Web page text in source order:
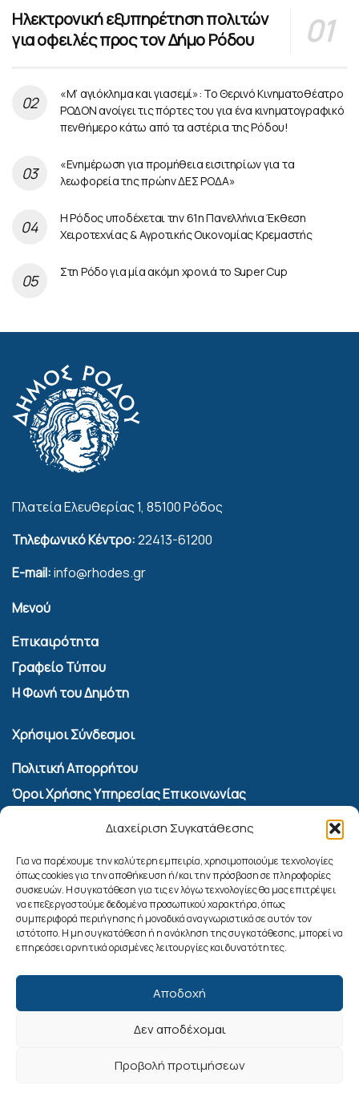
Διαχείριση Συγκατάθεσης
Για να παρέχουμε την καλύτερη εμπειρία, χρησιμοποιούμε τεχνολογίες
όπως cookies για την αποθήκευση ή/και την πρόσβαση σε πληροφορίες
συσκευών. Η συγκατάθεση για τις εν λόγω τεχνολογίες θα μας επιτρέψει
να επεξεργαστούμε δεδομένα προσωπικού χαρακτήρα, όπως
συμπεριφορά περιήγησης ή μοναδικά αναγνωριστικά σε αυτόν τον
ιστότοπο. Η μη συγκατάθεση ή η ανάκληση της συγκατάθεσης, μπορεί να
επηρεάσει αρνητικά ορισμένες λειτουργίες και δυνατότητες.
Αποδοχή
Δεν αποδέχομαι
Προβολή προτιμήσεων
Ηλεκτρονική εξυπηρέτηση πολιτών
για οφειλές προς τον Δήμο Ρόδου
«Μ’ αγιόκλημα και γιασεμί»: Το Θερινό Κινηματοθέατρο
ΡΟΔΟΝ ανοίγει τις πόρτες του για ένα κινηματογραφικό
πενθήμερο κάτω από τα αστέρια της Ρόδου!
«Ενημέρωση για προμήθεια εισιτηρίων για τα
λεωφορεία της πρώην ΔΕΣ ΡΟΔΑ»
Η Ρόδος υποδέχεται την 61η Πανελλήνια Έκθεση
Χειροτεχνίας & Αγροτικής Οικονομίας Κρεμαστής
Στη Ρόδο για μία ακόμη χρονιά το Super Cup
Πλατεία Ελευθερίας 1, 85100 Ρόδος
Τηλεφωνικό Κέντρο:22413-61200
E-mail:info@rhodes.gr
Μενού
Επικαιρότητα
Γραφείο Τύπου
Η Φωνή του Δημότη
Χρήσιμοι Σύνδεσμοι
Πολιτική Απορρήτου
Όροι Χρήσης Υπηρεσίας Επικοινωνίας
Πολιτική Cookies (ΕΕ)
Αναζήτηση